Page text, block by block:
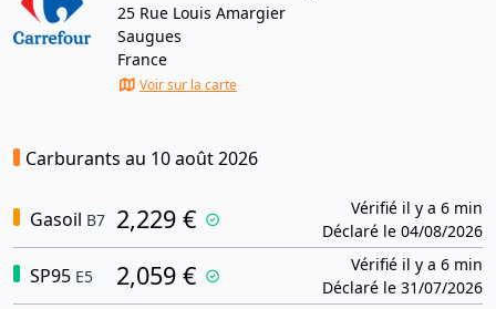
25 Rue Louis Amargier
Saugues
France
Voir sur la carte
Carburants au 10 août 2026
Gasoil B7 2,229 €
Vérifié il y a 6 min
Déclaré le 04/08/2026
SP95 E5 2,059 €
Vérifié il y a 6 min
Déclaré le 31/07/2026